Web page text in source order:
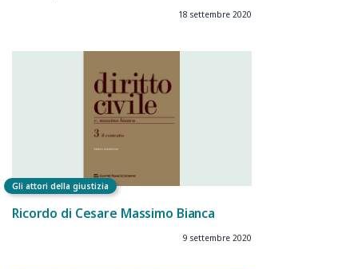
18 settembre 2020
Gli attori della giustizia
Ricordo di Cesare Massimo Bianca
9 settembre 2020